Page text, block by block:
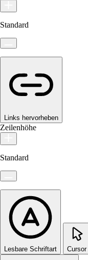
Standard
Links hervorheben
Zeilenhöhe
Standard
Lesbare Schriftart Cursor